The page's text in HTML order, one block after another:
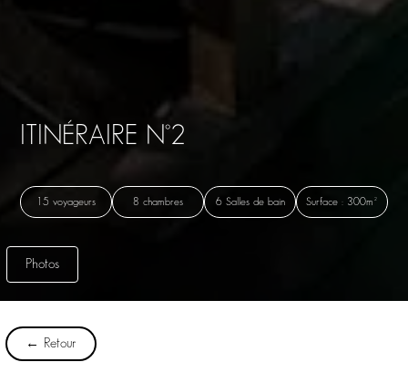
ITINÉRAIRE N°2
15 voyageurs 8 chambres 6 Salles de bain Surface : 300m²
Photos
← Retour